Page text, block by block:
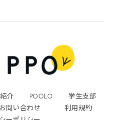
介 POOLO
学生支部
お問い合わせ
利用規約